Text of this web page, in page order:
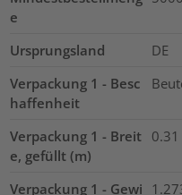
e
Ursprungsland
DE
Verpackung 1 - Besc
haffenheit
Verpackung 1 - Breit
e, gefüllt (m)
0.31
Verpackung 1 - Gewi